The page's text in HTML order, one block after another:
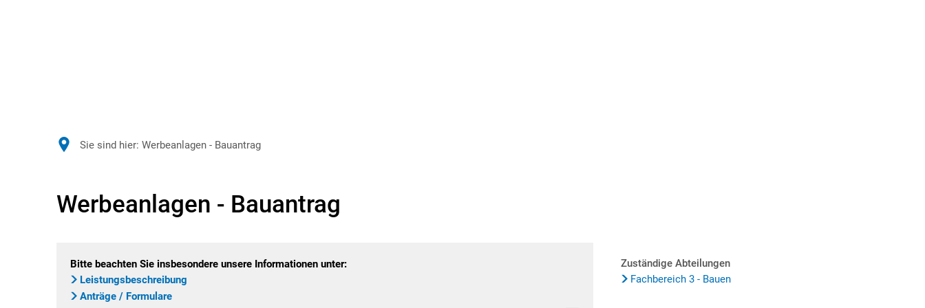
Sie sind hier: Werbeanlagen - Bauantrag
Werbeanlagen - Bauantrag
Bitte beachten Sie insbesondere unsere Informationen unter:
Leistungsbeschreibung
Anträge / Formulare
Zuständige Abteilungen
Fachbereich 3 - Bauen